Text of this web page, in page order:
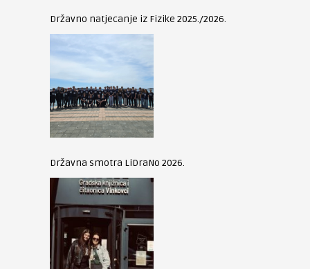
Državno natjecanje iz Fizike 2025./2026.
Državna smotra LiDraNo 2026.